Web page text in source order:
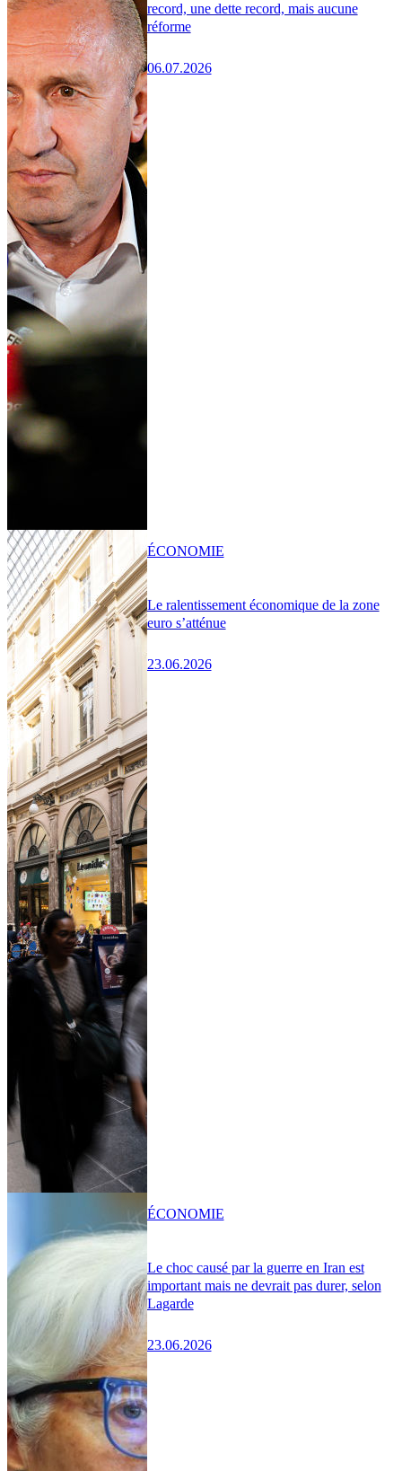
record, une dette record, mais aucune
réforme
06.07.2026
Le ralentissement économique de la zone
euro s’atténue
23.06.2026
ÉCONOMIE
Le choc causé par la guerre en Iran est
important mais ne devrait pas durer, selon
Lagarde
23.06.2026
ÉCONOMIE